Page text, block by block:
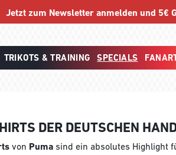
Jetzt zum Newsletter anmelden und 5€
TRIKOTS & TRAINING SPECIALS
DER DEUTSCHEN
von Puma sind ein absolutes Highlight